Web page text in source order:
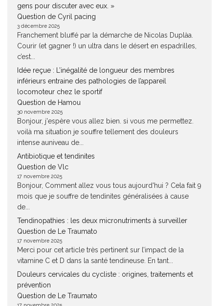
gens pour discuter avec eux. »
Question de Cyril pacing
3 décembre 2025
Franchement bluffé par la démarche de Nicolas Duplàa.
Courir (et gagner !) un ultra dans le désert en espadrilles,
c’est...
Idée reçue : L’inégalité de longueur des membres
inférieurs entraine des pathologies de l’appareil
locomoteur chez le sportif
Question de Hamou
30 novembre 2025
Bonjour, j'espère vous allez bien. si vous me permettez.
voilà ma situation je souffre tellement des douleurs
intense auniveau de...
Antibiotique et tendinites
Question de Vlc
17 novembre 2025
Bonjour, Comment allez vous tous aujourd'hui ? Cela fait 9
mois que je souffre de tendinites généralisées à cause
de...
Tendinopathies : les deux micronutriments à surveiller
Question de Le Traumato
17 novembre 2025
Merci pour cet article très pertinent sur l’impact de la
vitamine C et D dans la santé tendineuse. En tant...
Douleurs cervicales du cycliste : origines, traitements et
prévention
Question de Le Traumato